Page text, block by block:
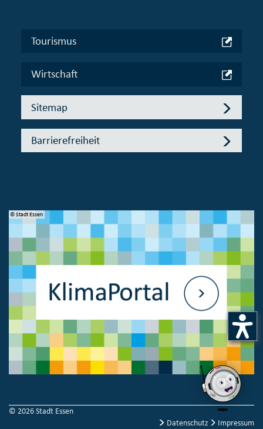
Tourismus
Wirtschaft
Sitemap
Barrierefreiheit
© Stadt Essen
© 2026 Stadt Essen
Datenschutz
Impressum